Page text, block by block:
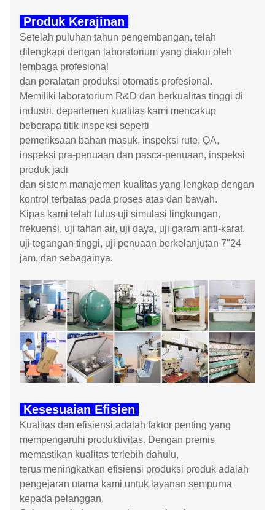
Produk Kerajinan
Setelah puluhan tahun pengembangan, telah
dilengkapi dengan laboratorium yang diakui oleh
lembaga profesional
dan peralatan produksi otomatis profesional.
Memiliki laboratorium R&D dan berkualitas tinggi di
industri, departemen kualitas kami mencakup
beberapa titik inspeksi seperti
pemeriksaan bahan masuk, inspeksi rute, QA,
inspeksi pra-penuaan dan pasca-penuaan, inspeksi
produk jadi
dan sistem manajemen kualitas yang lengkap dengan
kontrol terbatas pada proses atas dan bawah.
Kipas kami telah lulus uji simulasi lingkungan,
frekuensi, uji tahan air, uji daya, uji garam anti-karat,
uji tegangan tinggi, uji penuaan berkelanjutan 7"24
jam, dan sebagainya.
Kesesuaian Efisien
Kualitas dan efisiensi adalah faktor penting yang
mempengaruhi produktivitas. Dengan premis
memastikan kualitas terlebih dahulu,
terus meningkatkan efisiensi produksi produk adalah
pengejaran utama kami untuk layanan sempurna
kepada pelanggan.